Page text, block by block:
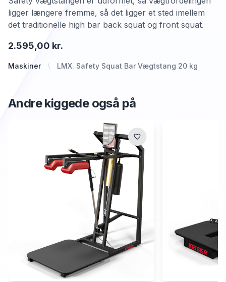
Maskiner LMX. Safety Squat Bar Vægtstang 20 kg
2.595,00 kr.
ligger længere fremme, så det ligger et sted imellem
det traditionelle high bar back squat og front squat.
Andre kiggede også på